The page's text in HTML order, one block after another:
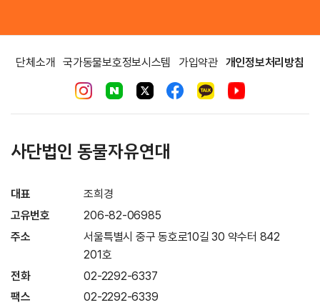
단체소개 국가동물보호정보시스템 가입약관 개인정보처리방침
사단법인 동물자유연대
대표
조희경
고유번호
206-82-06985
주소
서울특별시 중구 동호로10길 30 약수터 842
201호
전화
02-2292-6337
팩스
02-2292-6339